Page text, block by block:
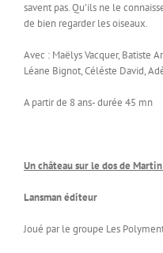
savent pas. Qu’ils ne le
de bien regarder les oiseaux.
Avec : Maëlys Vacquer, Batiste
Léane Bignot, Céléste David,
A partir de 8 ans- durée 45 mn
Un château sur le dos de
Lansman éditeur
Joué par le groupe Les